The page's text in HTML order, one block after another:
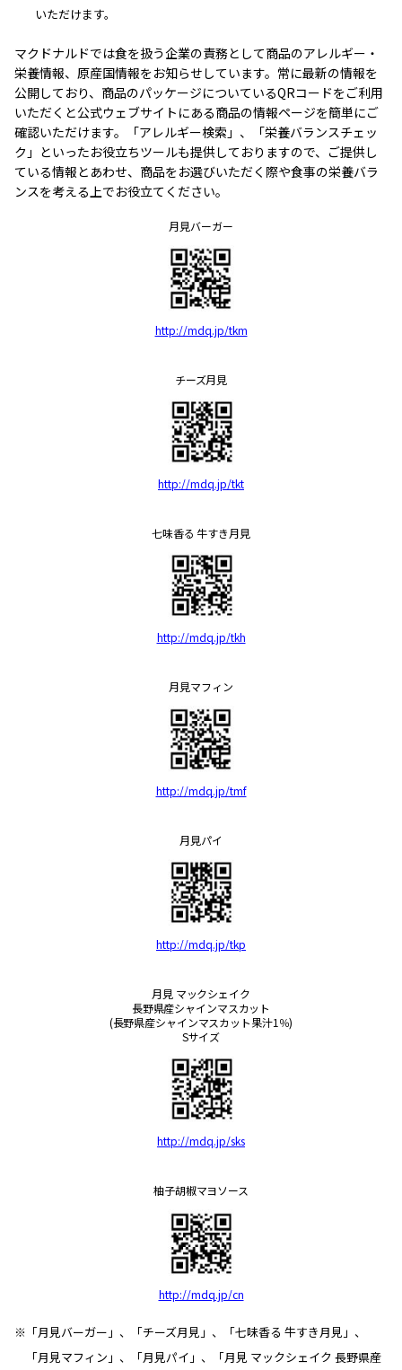
いただけます。
マクドナルドでは食を扱う企業の責務として商品のアレルギー・
栄養情報、原産国情報をお知らせしています。常に最新の情報を
公開しており、商品のパッケージについているQRコードをご利用
いただくと公式ウェブサイトにある商品の情報ページを簡単にご
確認いただけます。「アレルギー検索」、「栄養バランスチェッ
ク」といったお役立ちツールも提供しておりますので、ご提供し
ている情報とあわせ、商品をお選びいただく際や食事の栄養バラ
ンスを考える上でお役立てください。
月見バーガー
http://mdq.jp/tkm
チーズ月見
http://mdq.jp/tkt
七味香る 牛すき月見
http://mdq.jp/tkh
月見マフィン
http://mdq.jp/tmf
月見パイ
http://mdq.jp/tkp
月見 マックシェイク
長野県産シャインマスカット
(長野県産シャインマスカット果汁1％)
Sサイズ
http://mdq.jp/sks
柚子胡椒マヨソース
http://mdq.jp/cn
※「月見バーガー」、「チーズ月見」、「七味香る 牛すき月見」、
「月見マフィン」、「月見パイ」、「月見 マックシェイク 長野県産